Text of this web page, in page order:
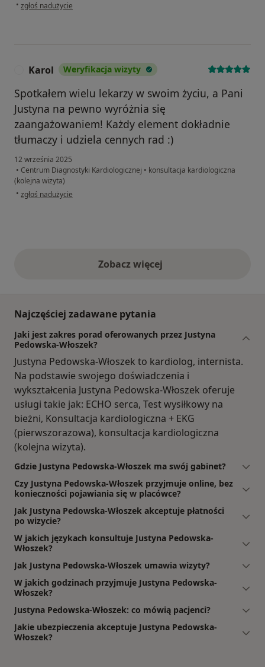
• w opinii użytkownika Ania
zgłoś nadużycie
Karol Weryfikacja wizyty
Spotkałem wielu lekarzy w swoim życiu, a Pani
Justyna na pewno wyróżnia się
zaangażowaniem! Każdy element dokładnie
tłumaczy i udziela cennych rad :)
12 września 2025
• Centrum Diagnostyki Kardiologicznej • konsultacja kardiologiczna
(kolejna wizyta)
• w opinii użytkownika Karol
zgłoś nadużycie
Zobacz więcejopinie powyżej
Najczęściej zadawane pytania
Jaki jest zakres porad oferowanych przez Justyna
Pedowska-Włoszek?
Justyna Pedowska-Włoszek to kardiolog, internista.
Na podstawie swojego doświadczenia i
wykształcenia Justyna Pedowska-Włoszek oferuje
usługi takie jak: ECHO serca, Test wysiłkowy na
bieżni, Konsultacja kardiologiczna + EKG
(pierwszorazowa), konsultacja kardiologiczna
(kolejna wizyta).
Gdzie Justyna Pedowska-Włoszek ma swój gabinet?
Czy Justyna Pedowska-Włoszek przyjmuje online, bez
konieczności pojawiania się w placówce?
Jak Justyna Pedowska-Włoszek akceptuje płatności
po wizycie?
W jakich językach konsultuje Justyna Pedowska-
Włoszek?
Jak Justyna Pedowska-Włoszek umawia wizyty?
W jakich godzinach przyjmuje Justyna Pedowska-
Włoszek?
Justyna Pedowska-Włoszek: co mówią pacjenci?
Jakie ubezpieczenia akceptuje Justyna Pedowska-
Włoszek?